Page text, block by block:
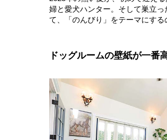
婦と愛犬ハンター。そして巣立
て、「のんびり」をテーマにする
ドッグルームの壁紙が一番